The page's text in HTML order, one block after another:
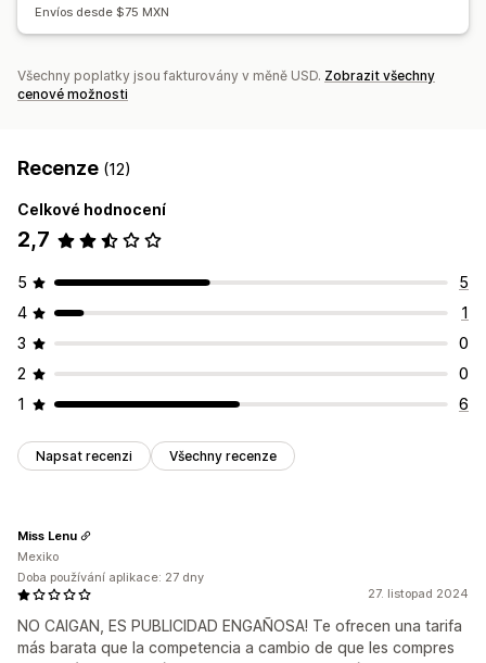
Envíos desde $75 MXN
Všechny poplatky jsou fakturovány v měně USD. Zobrazit všechny
cenové možnosti
Recenze (12)
Celkové hodnocení
2,7
5
5
4
1
3
0
2
0
1
6
Napsat recenzi Všechny recenze
27. listopad 2024
NO CAIGAN, ES PUBLICIDAD ENGAÑOSA! Te ofrecen una tarifa
más barata que la competencia a cambio de que les compres
Miss Lenu
Mexiko
Doba používání aplikace: 27 dny